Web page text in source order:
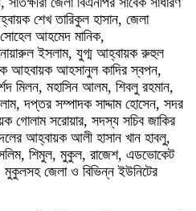
শেখ তারিকুল হাসান, জেলা
আহমেদ মানিক,
ইসলাম, যুগ্ম আহ্বায়ক রুহুল
আহবায়ক আহসানুল কাদির স্বপন,
মিলন, মহাসিন আলম, শিবলু রহমান,
দপ্তর সম্পাদক সাদ্দাম হোসেন, সদর
গোলাম সরোয়ার, সদস্য সচিব জাকির
আহ্বায়ক আলী হাসান খান হাবলু,
শিমুল, মুকুল, রাজেশ, এডভোকেট
মুকুলসহ জেলা ও বিভিন্ন ইউনিটের